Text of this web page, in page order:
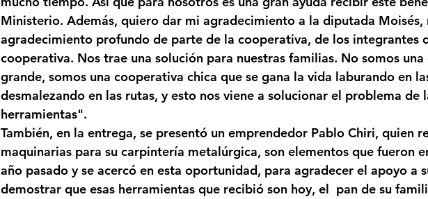
Ministerio. Además, quiero dar mi agradecimiento a la diputada
agradecimiento profundo de parte de la cooperativa, de los integrantes
cooperativa. Nos trae una solución para nuestras familias. No somos
grande, somos una cooperativa chica que se gana la vida laburando en
desmalezando en las rutas, y esto nos viene a solucionar el problema de
herramientas".
También, en la entrega, se presentó un emprendedor Pablo Chiri, quien
maquinarias para su carpintería metalúrgica, son elementos que fueron
año pasado y se acercó en esta oportunidad, para agradecer el apoyo a
demostrar que esas herramientas que recibió son hoy, el  pan de su